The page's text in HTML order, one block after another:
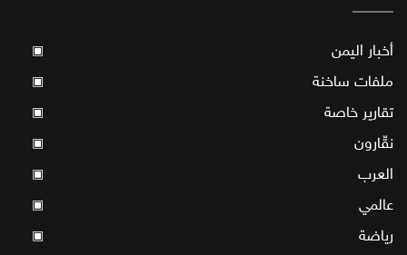
أخبار اليمن ▣
ملفات ساخنة ▣
تقارير خاصة ▣
نقّارون ▣
العرب ▣
عالمي ▣
رياضة ▣